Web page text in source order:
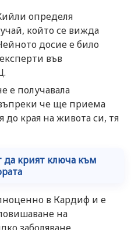
определя
който се вижда
досие е било
във
е получавала
че ще приема
до края на живота си, тя
крият ключа към
в Кардиф и е
на